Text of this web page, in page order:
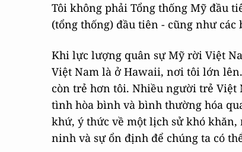
Tôi không phải Tổng thống Mỹ đầu
(tổng thống) đầu tiên - cũng như
Khi lực lượng quân sự Mỹ rời Việt
Việt Nam là ở Hawaii, nơi tôi lớn
còn trẻ hơn tôi. Nhiều người trẻ
tình hòa bình và bình thường hóa
khứ, ý thức về một lịch sử khó
ninh và sự ổn định để chúng ta có